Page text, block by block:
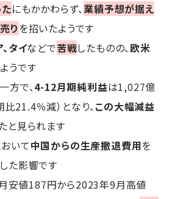
にもかかわらず、 業績予想が据え
りを招いたようです
タイなどで苦戦したものの、 欧米
ようです
方で、4-12月期純利益は1,027億
21.4％減）となり、 この大幅減益
と見られます
いて中国からの生産撤退費用を
た影響です
安値187円から2023年9月高値